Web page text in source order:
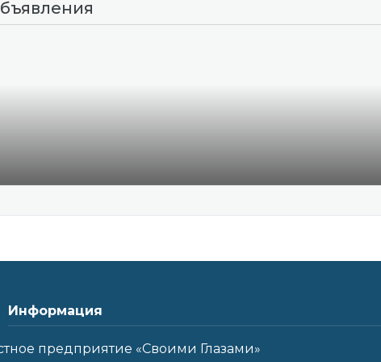
Информация
предприятие «Своими Глазами»